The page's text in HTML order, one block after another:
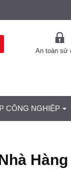
An toàn sử
CÔNG NGHIỆP
Hàng